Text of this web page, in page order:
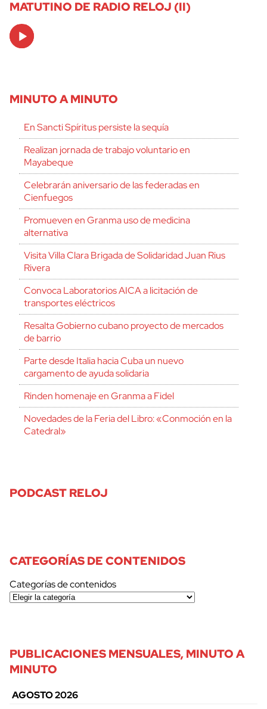
MATUTINO DE RADIO RELOJ (II)
Audio
Player
MINUTO A MINUTO
En Sancti Spíritus persiste la sequía
Realizan jornada de trabajo voluntario en
Mayabeque
Celebrarán aniversario de las federadas en
Cienfuegos
Promueven en Granma uso de medicina
alternativa
Visita Villa Clara Brigada de Solidaridad Juan Rius
Rivera
Convoca Laboratorios AICA a licitación de
transportes eléctricos
Resalta Gobierno cubano proyecto de mercados
de barrio
Parte desde Italia hacia Cuba un nuevo
cargamento de ayuda solidaria
Rinden homenaje en Granma a Fidel
Novedades de la Feria del Libro: «Conmoción en la
Catedral»
PODCAST RELOJ
CATEGORÍAS DE CONTENIDOS
Categorías de contenidos
PUBLICACIONES MENSUALES, MINUTO A
MINUTO
AGOSTO 2026